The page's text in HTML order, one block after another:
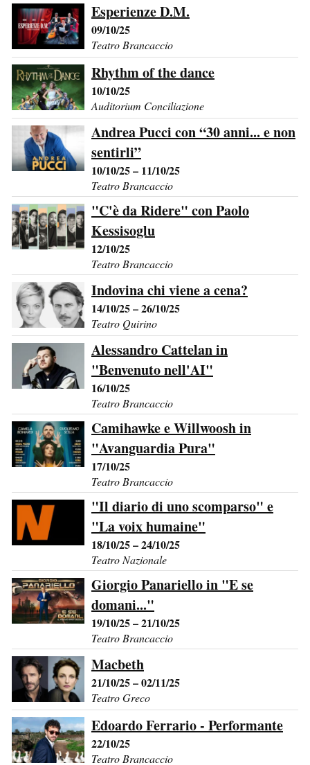
Esperienze D.M.
09/10/25
Teatro Brancaccio
Rhythm of the dance
10/10/25
Auditorium Conciliazione
Andrea Pucci con “30 anni... e non
sentirli”
10/10/25 – 11/10/25
Teatro Brancaccio
"C'è da Ridere" con Paolo
Kessisoglu
12/10/25
Teatro Brancaccio
Indovina chi viene a cena?
14/10/25 – 26/10/25
Teatro Quirino
Alessandro Cattelan in
"Benvenuto nell'AI"
16/10/25
Teatro Brancaccio
Camihawke e Willwoosh in
"Avanguardia Pura"
17/10/25
Teatro Brancaccio
"Il diario di uno scomparso" e
"La voix humaine"
18/10/25 – 24/10/25
Teatro Nazionale
Giorgio Panariello in "E se
domani..."
19/10/25 – 21/10/25
Teatro Brancaccio
Macbeth
21/10/25 – 02/11/25
Teatro Greco
Edoardo Ferrario - Performante
22/10/25
Teatro Brancaccio